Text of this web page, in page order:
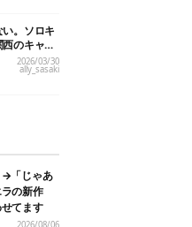
。ソロキ
のキャン
2026/03/30
ally_sasaki
→「じゃあ
の新作
てます